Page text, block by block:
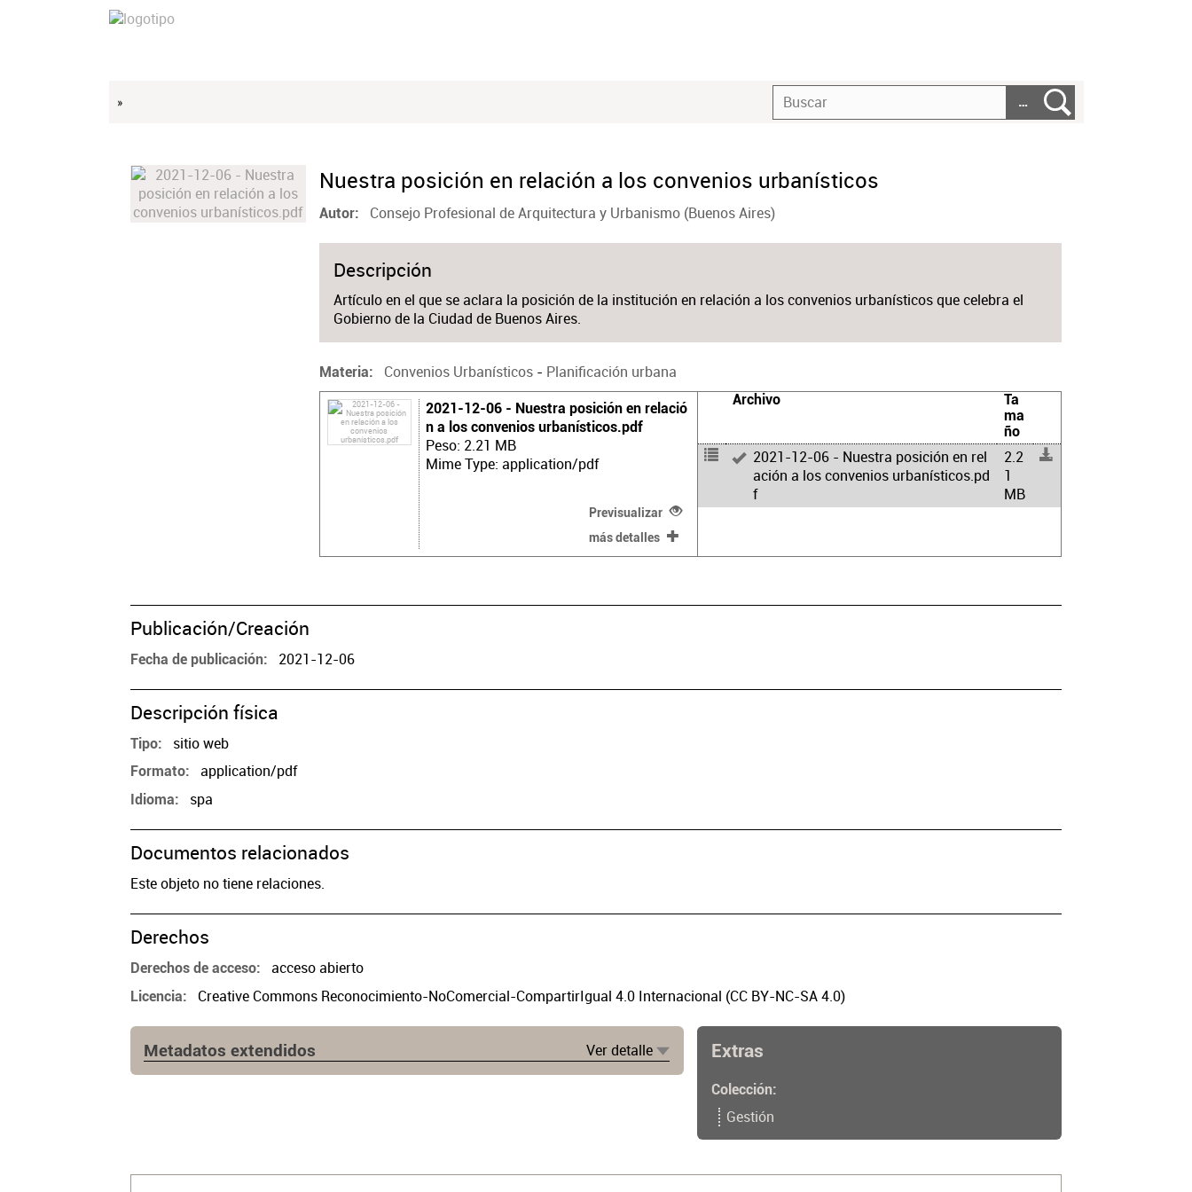
» …
Nuestra posición en relación a los convenios urbanísticos
Autor Consejo Profesional de Arquitectura y Urbanismo (Buenos Aires)
Descripción
Artículo en el que se aclara la posición de la institución en relación a los convenios urbanísticos que celebra el
Gobierno de la Ciudad de Buenos Aires.
Materia Convenios Urbanísticos- Planificación urbana
2021-12-06 - Nuestra posición en relació
n a los convenios urbanísticos.pdf
Peso: 2.21 MB
Mime Type: application/pdf
Previsualizar
más detalles
Archivo
Ta
ma
ño
2021-12-06 - Nuestra posición en rel
ación a los convenios urbanísticos.pd
f
2.2
1
MB
Publicación/Creación
Fecha de publicación 2021-12-06
Descripción física
Tipo sitio web
Formato application/pdf
Idioma spa
Documentos relacionados
Este objeto no tiene relaciones.
Derechos
Derechos de acceso acceso abierto
Licencia Creative Commons Reconocimiento-NoComercial-CompartirIgual 4.0 Internacional (CC BY-NC-SA 4.0)
Metadatos extendidos Ver detalle Extras
Colección
Gestión